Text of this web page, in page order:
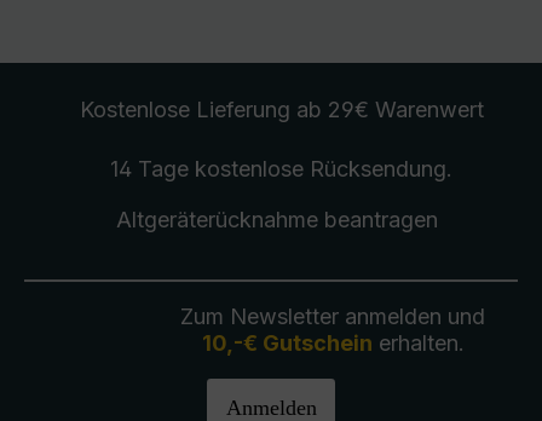
Kostenlose Lieferung ab 29€ Warenwert
14 Tage kostenlose Rücksendung.
Altgeräterücknahmebeantragen
Zum Newsletter anmelden und
10,-€ Gutschein erhalten.
Anmelden